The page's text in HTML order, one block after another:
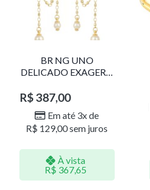
BR NG UNO
DELICADO EXAGERO
R$387,00
Em até 3x de
R$ 129,00sem juros
À vista
R$ 367,65